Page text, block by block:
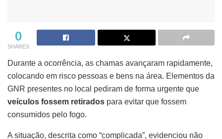
0
SHARES
Durante a ocorrência, as chamas avançaram rapidamente,
colocando em risco pessoas e bens na área. Elementos da
GNR presentes no local pediram de forma urgente que
veículos fossem retirados para evitar que fossem
consumidos pelo fogo.
A situação, descrita como “complicada”, evidenciou não